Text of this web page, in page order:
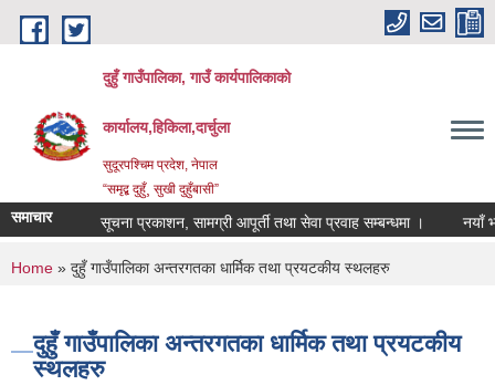
Skip to main content
दुहुँ गाउँपालिका, गाउँ कार्यपालिकाको
कार्यालय,हिकिला,दार्चुला
सुदूरपश्चिम प्रदेश, नेपाल
“समृद्ब दुहुँ¸ सुखी दुहुँबासी”
समाचार सूचना प्रकाशन, सामग्री आपूर्ती तथा सेवा प्रवाह सम्बन्धमा । नयाँ
You are here
Home » दुहुँ गाउँपालिका अन्तरगतका धार्मिक तथा प्रयटकीय स्थलहरु
दुहुँ गाउँपालिका अन्तरगतका धार्मिक तथा प्रयटकीय
स्थलहरु